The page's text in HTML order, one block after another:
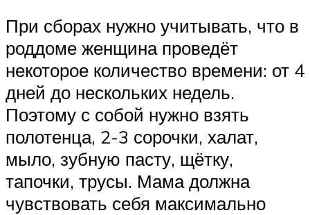
При сборах нужно учитывать, что в
роддоме женщина проведёт
некоторое количество времени: от 4
дней до нескольких недель.
Поэтому с собой нужно взять
полотенца, 2-3 сорочки, халат,
мыло, зубную пасту, щётку,
тапочки, трусы. Мама должна
чувствовать себя максимально